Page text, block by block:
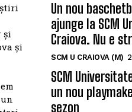
și
și
Un nou
ajunge la SCM
Craiova. Nu e
SCM U CRAIOVA (M)
SCM
un nou
sezon